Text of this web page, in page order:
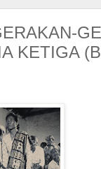
KETIGA